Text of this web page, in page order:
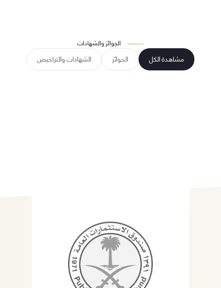
الجوائز والشهادات
مشاهدة الكل الجوائز الشهادات والتراخيص